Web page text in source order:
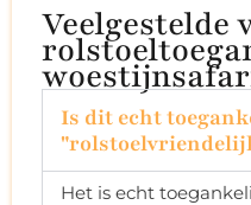
Veelgestelde
Is dit echt
Het is echt